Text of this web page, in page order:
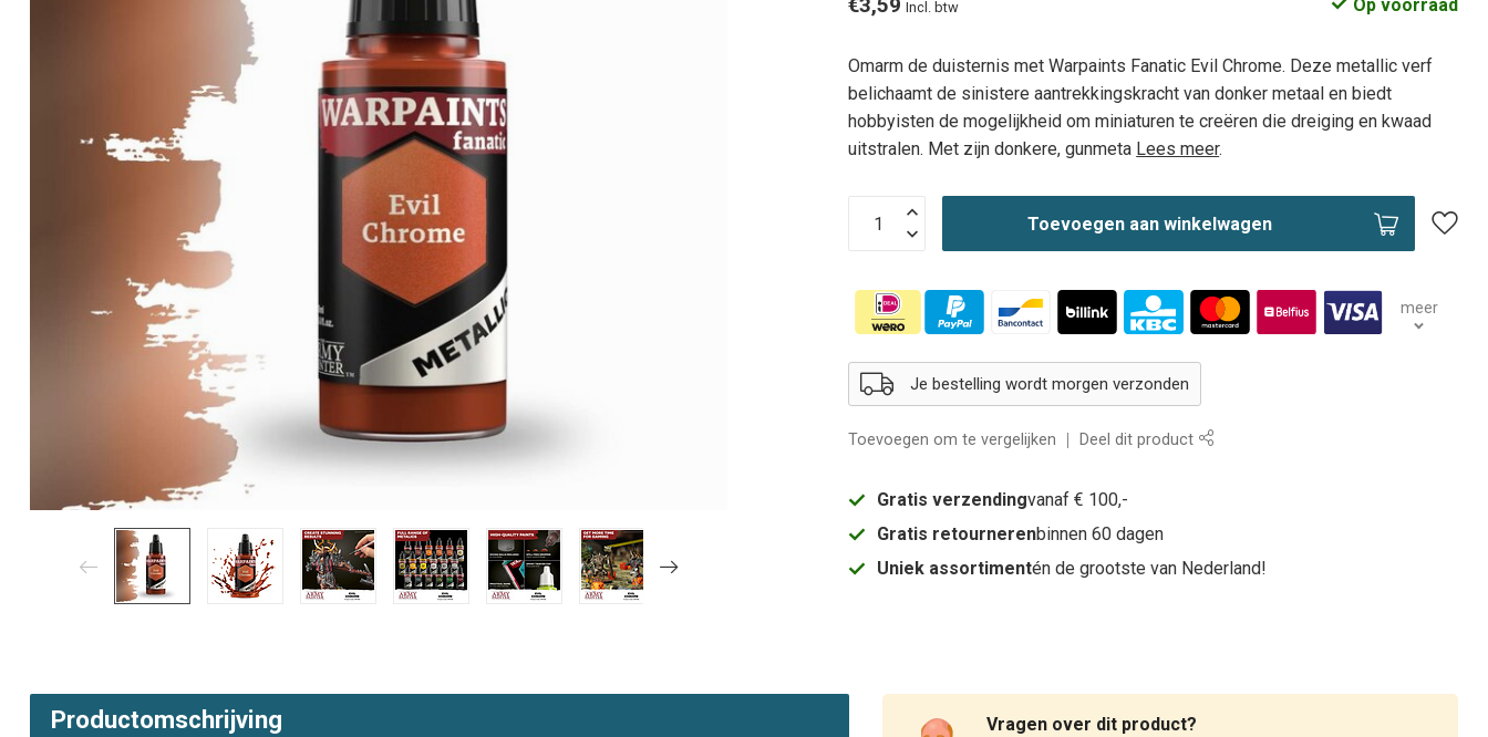
€3,59 Incl. btw Op voorraad
Omarm de duisternis met Warpaints Fanatic Evil Chrome. Deze metallic verf
belichaamt de sinistere aantrekkingskracht van donker metaal en biedt
hobbyisten de mogelijkheid om miniaturen te creëren die dreiging en kwaad
uitstralen. Met zijn donkere, gunmeta Lees meer.
Toevoegen aan winkelwagen
meer
Je bestelling wordt morgen verzonden
Toevoegen om te vergelijken Deel dit product
Gratis verzendingvanaf € 100,-
Gratis retournerenbinnen 60 dagen
Uniek assortimentén de grootste van Nederland!
Productomschrijving
Vragen over dit product?